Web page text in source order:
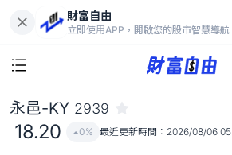
財富自由
立即使用APP，開啟您的股市智慧導航
18.20
0%
永邑-KY 2939
18.20 0% 最近更新時間： 2026/08/06